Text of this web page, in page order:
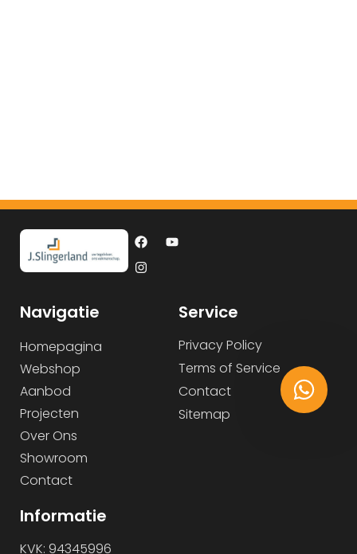
Navigatie
Homepagina
Webshop
Aanbod
Projecten
Over Ons
Showroom
Contact
Service
Privacy Policy
Terms of Service
Contact
Sitemap
Informatie
KVK: 94345996